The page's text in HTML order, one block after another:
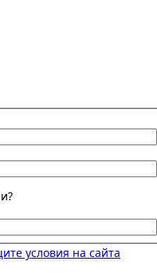
условия на сайта